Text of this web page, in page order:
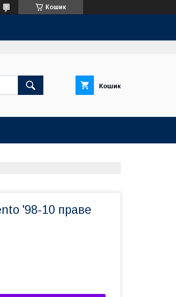
Кошик
Кошик
'98-10 праве